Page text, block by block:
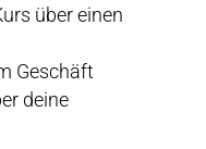
über einen
Geschäft
deine